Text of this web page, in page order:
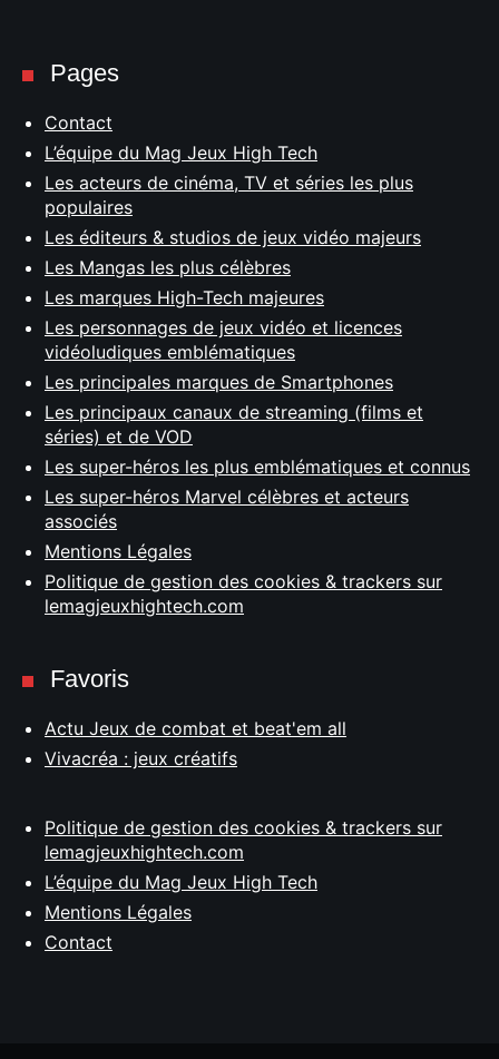
Pages
Contact
L’équipe du Mag Jeux High Tech
Les acteurs de cinéma, TV et séries les plus
populaires
Les éditeurs & studios de jeux vidéo majeurs
Les Mangas les plus célèbres
Les marques High-Tech majeures
Les personnages de jeux vidéo et licences
vidéoludiques emblématiques
Les principales marques de Smartphones
Les principaux canaux de streaming (films et
séries) et de VOD
Les super-héros les plus emblématiques et connus
Les super-héros Marvel célèbres et acteurs
associés
Mentions Légales
Politique de gestion des cookies & trackers sur
lemagjeuxhightech.com
Favoris
Actu Jeux de combat et beat'em all
Vivacréa : jeux créatifs
Politique de gestion des cookies & trackers sur
lemagjeuxhightech.com
L’équipe du Mag Jeux High Tech
Mentions Légales
Contact